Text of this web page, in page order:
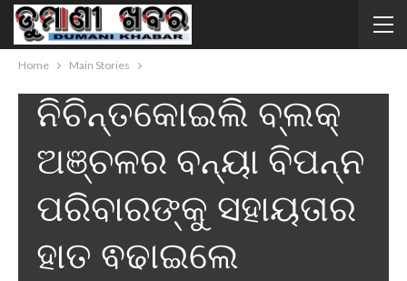
Home Main Stories
MAIN STORIES
ନିଚିନ୍ତକୋଇଲି ବ୍ଲକ୍
ଅଞ୍ଚଳର ବନ୍ୟା ବିପନ୍ନ
ପରିବାରଙ୍କୁ ସହାୟତାର
ହାତ ଵଢାଇଲେ